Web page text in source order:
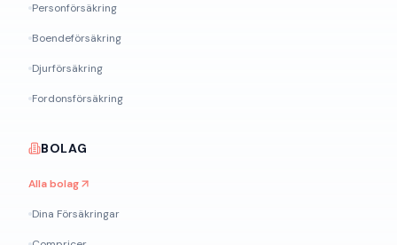
Personförsäkring
Boendeförsäkring
Djurförsäkring
Fordonsförsäkring
BOLAG
Alla bolag
Dina Försäkringar